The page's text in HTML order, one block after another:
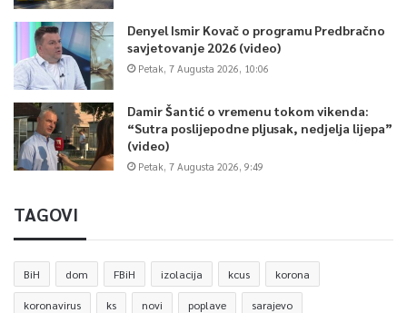
Denyel Ismir Kovač o programu Predbračno
savjetovanje 2026 (video)
Petak, 7 Augusta 2026, 10:06
Damir Šantić o vremenu tokom vikenda:
“Sutra poslijepodne pljusak, nedjelja lijepa”
(video)
Petak, 7 Augusta 2026, 9:49
TAGOVI
BiH dom FBiH izolacija kcus korona
koronavirus ks novi poplave sarajevo